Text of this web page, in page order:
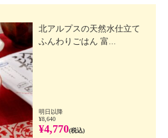
北アルプスの天然水仕立て
ふんわりごはん 富...
明日以降
¥8,640
¥4,770(税込)